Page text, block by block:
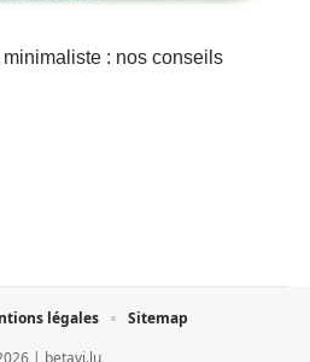
: nos conseils
| betavi.lu
légales Sitemap